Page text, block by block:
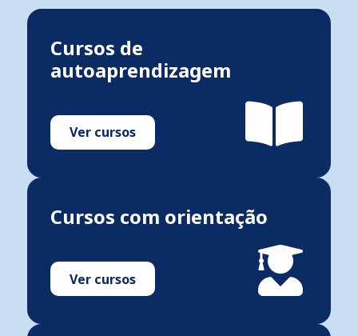
Cursos de
autoaprendizagem
Ver cursos
Cursos com orientação
Ver cursos